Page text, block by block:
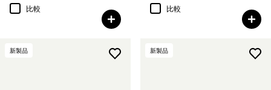
比較
比較
新製品 新製品